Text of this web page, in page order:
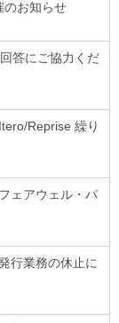
のお知らせ
答にご協力くだ
Reprise 繰り
ェアウェル・パ
行業務の休止に